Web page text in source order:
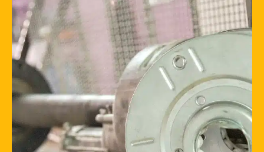
Une question ? Un besoin
?
ON VOUS
RAPPELLE
Inscrivez votre numéro de téléphone ci-
dessous et on vous rappellera rapidement.